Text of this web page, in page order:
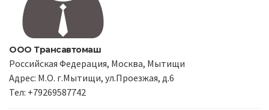
ООО Трансавтомаш
Российская Федерация, Москва, Мытищи
Адрес: М.О. г.Мытищи, ул.Проезжая, д.6
Тел: +79269587742